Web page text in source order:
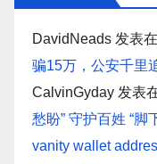
DavidNeads 发表在
骗15万，公安千里
CalvinGyday 发表
愁盼” 守护百姓 “脚
vanity wallet